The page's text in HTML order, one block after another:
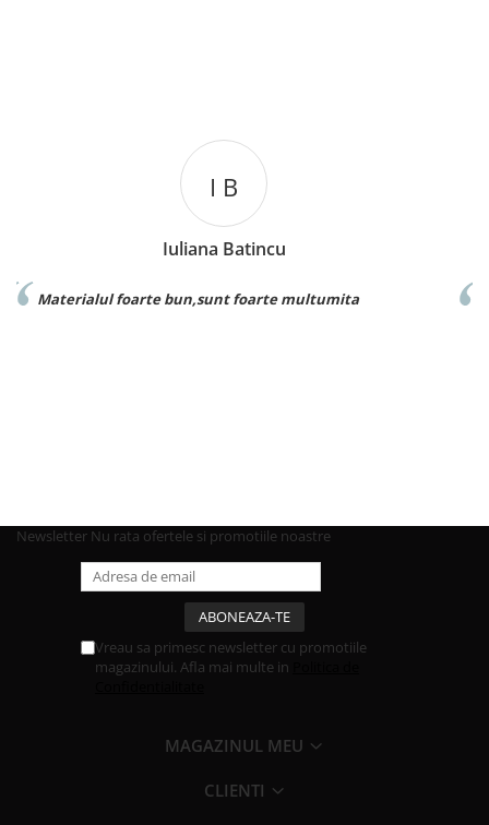
foarte multumita Foarte buna calitate exact ca
Newsletter Nu rata ofertele si promotiile noastre
Vreau sa primesc newsletter cu promotiile
magazinului. Afla mai multe in
MAGAZINUL MEU
CLIENTI